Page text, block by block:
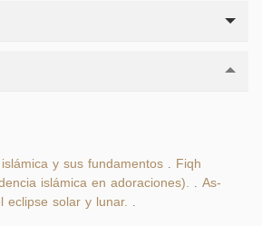
y sus fundamentos Fiqh
islámica en adoraciones). As-
eclipse solar y lunar.